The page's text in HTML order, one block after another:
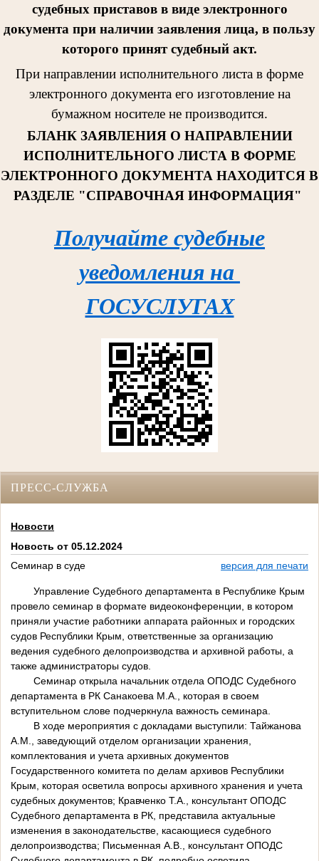
судебных приставов в виде электронного
документа при наличии заявления лица, в пользу
которого принят судебный акт.
При направлении исполнительного листа в форме
электронного документа его изготовление на
бумажном носителе не производится.
БЛАНК ЗАЯВЛЕНИЯ О НАПРАВЛЕНИИ
ИСПОЛНИТЕЛЬНОГО ЛИСТА В ФОРМЕ
ЭЛЕКТРОННОГО ДОКУМЕНТА НАХОДИТСЯ В
РАЗДЕЛЕ "СПРАВОЧНАЯ ИНФОРМАЦИЯ"
Получайте судебные
уведомления на
ГОСУСЛУГАХ
ПРЕСС-СЛУЖБА
Новости
Новость от 05.12.2024
Семинар в суде
версия для печати
Управление Судебного департамента в Республике Крым
провело семинар в формате видеоконференции, в котором
приняли участие работники аппарата районных и городских
судов Республики Крым, ответственные за организацию
ведения судебного делопроизводства и архивной работы, а
также администраторы судов.
Семинар открыла начальник отдела ОПОДС Судебного
департамента в РК Санакоева М.А., которая в своем
вступительном слове подчеркнула важность семинара.
В ходе мероприятия с докладами выступили: Тайжанова
А.М., заведующий отделом организации хранения,
комплектования и учета архивных документов
Государственного комитета по делам архивов Республики
Крым, которая осветила вопросы архивного хранения и учета
судебных документов; Кравченко Т.А., консультант ОПОДС
Судебного департамента в РК, представила актуальные
изменения в законодательстве, касающиеся судебного
делопроизводства; Письменная А.В., консультант ОПОДС